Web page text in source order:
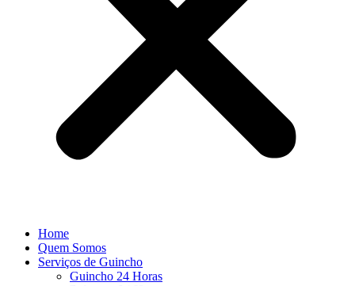
Home
Quem Somos
Serviços de Guincho
Guincho 24 Horas